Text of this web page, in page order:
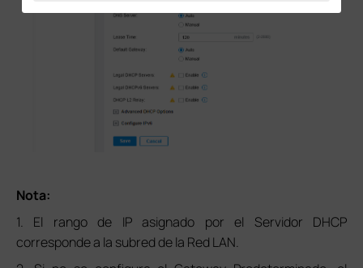
Nota:
1. El rango de IP asignado por el Servidor DHCP
corresponde a la subred de la Red LAN.